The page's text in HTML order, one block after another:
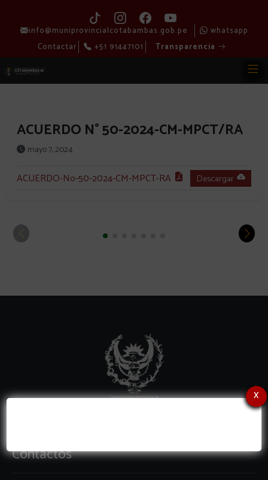
info@muniprovincialcotabambas.gob.pe
whatsapp
Contactar
+51 91447101 Transparencia
ACUERDO N° 50-2024-CM-MPCT/RA
mayo 7, 2024
ACUERDO-No-50-2024-CM-MPCT-RA Descargar
x
Contactos